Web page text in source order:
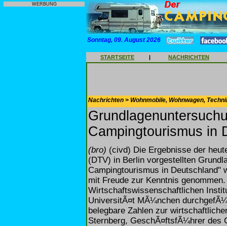
WERBUNG
Sonntag, 09. August 2026
STARTSEITE | NACHRICHTEN
Nachrichten > Wohnmobile, Wohnwagen,
Campingtourismus in
(bro) (civd) Die Ergebnisse der
(DTV) in Berlin vorgestellten
Campingtourismus in Deutschland"
mit Freude zur Kenntnis
Wirtschaftswissenschaftlichen
UniversitÃ¤t MÃ¼nchen
belegbare Zahlen zur
Sternberg, GeschÃ¤ftsfÃ¼hrer des